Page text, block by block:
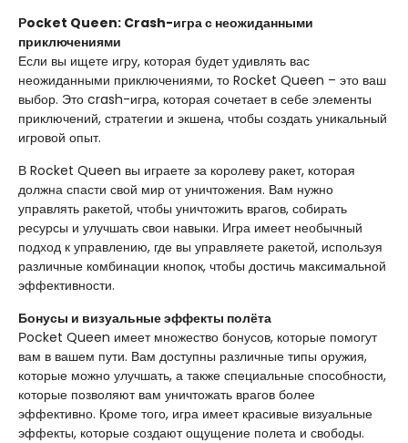
Рocket Queen: Crash-игра с неожиданными
приключениями
Если вы ищете игру, которая будет удивлять вас
неожиданными приключениями, то Rocket Queen – это ваш
выбор. Это crash-игра, которая сочетает в себе элементы
приключений, стратегии и экшена, чтобы создать уникальный
игровой опыт.
В Rocket Queen вы играете за королеву ракет, которая
должна спасти свой мир от уничтожения. Вам нужно
управлять ракетой, чтобы уничтожить врагов, собирать
ресурсы и улучшать свои навыки. Игра имеет необычный
подход к управлению, где вы управляете ракетой, используя
различные комбинации кнопок, чтобы достичь максимальной
эффективности.
Бонусы и визуальные эффекты полёта
Рocket Queen имеет множество бонусов, которые помогут
вам в вашем пути. Вам доступны различные типы оружия,
которые можно улучшать, а также специальные способности,
которые позволяют вам уничтожать врагов более
эффективно. Кроме того, игра имеет красивые визуальные
эффекты, которые создают ощущение полета и свободы.